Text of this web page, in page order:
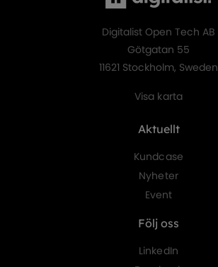
Digitalist Open Tech AB
Götgatan 55
11621 Stockholm, Sweden
Visa karta
Aktuellt
Kundcase
Nyheter
Event
Följ oss
LinkedIn